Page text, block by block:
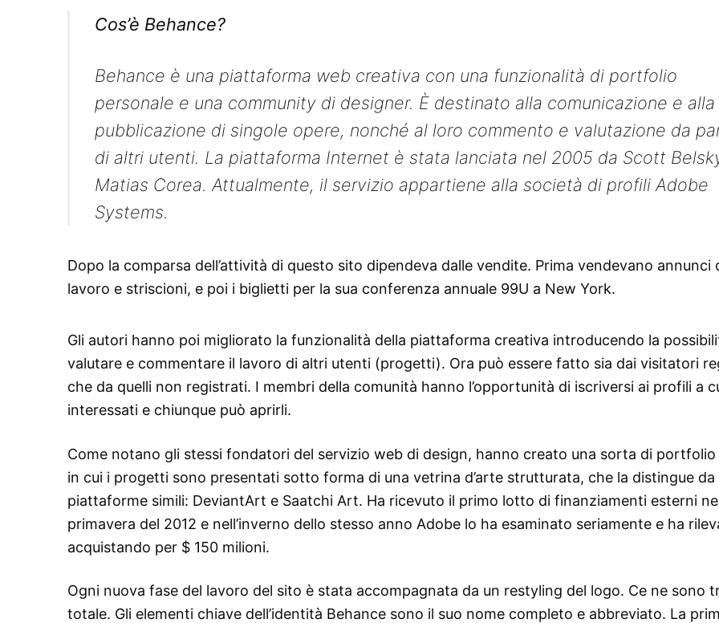
Cos’è Behance?
Behance è una piattaforma web creativa con una funzionalità di portfolio
personale e una community di designer. È destinato alla comunicazione e alla
pubblicazione di singole opere, nonché al loro commento e valutazione da
di altri utenti. La piattaforma Internet è stata lanciata nel 2005 da Scott
Matias Corea. Attualmente, il servizio appartiene alla società di profili Adobe
Systems.
Dopo la comparsa dell’attività di questo sito dipendeva dalle vendite. Prima vendevano annunci
lavoro e striscioni, e poi i biglietti per la sua conferenza annuale 99U a New York.
Gli autori hanno poi migliorato la funzionalità della piattaforma creativa introducendo la
valutare e commentare il lavoro di altri utenti (progetti). Ora può essere fatto sia dai visitatori
che da quelli non registrati. I membri della comunità hanno l’opportunità di iscriversi ai profili a
interessati e chiunque può aprirli.
Come notano gli stessi fondatori del servizio web di design, hanno creato una sorta di portfolio
in cui i progetti sono presentati sotto forma di una vetrina d’arte strutturata, che la distingue da
piattaforme simili: DeviantArt e Saatchi Art. Ha ricevuto il primo lotto di finanziamenti esterni
primavera del 2012 e nell’inverno dello stesso anno Adobe lo ha esaminato seriamente e ha
acquistando per $ 150 milioni.
Ogni nuova fase del lavoro del sito è stata accompagnata da un restyling del logo. Ce ne sono
totale. Gli elementi chiave dell’identità Behance sono il suo nome completo e abbreviato. La